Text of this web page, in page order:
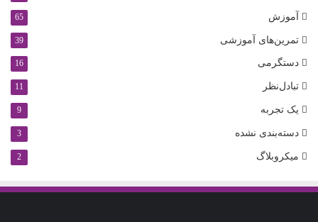
آموزش 65
تمرین‌های آموزشی 39
دستگرمی 16
تبادل‌نظر 11
یک تجربه 9
دسته‌بندی نشده 3
میکروبلاگ 2